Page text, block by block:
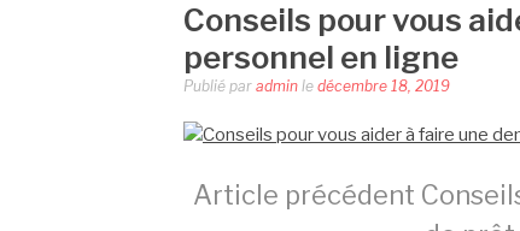
Conseils pour vous
personnel en ligne
Publié par admin le décembre 18, 2019
Lire
Article précédent